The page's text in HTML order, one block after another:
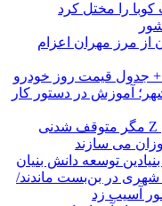
را مختل کرد
از مرز مهران اعزام
جدول قیمت روز خودرو
آموزش در دستور کار
سیلیکن ولیِ تهران؛ این ایران نسل Z مگر متوقف شدنی
می سازند
توسعه دانش بنیان
شهری در بن‌بست ماندند/